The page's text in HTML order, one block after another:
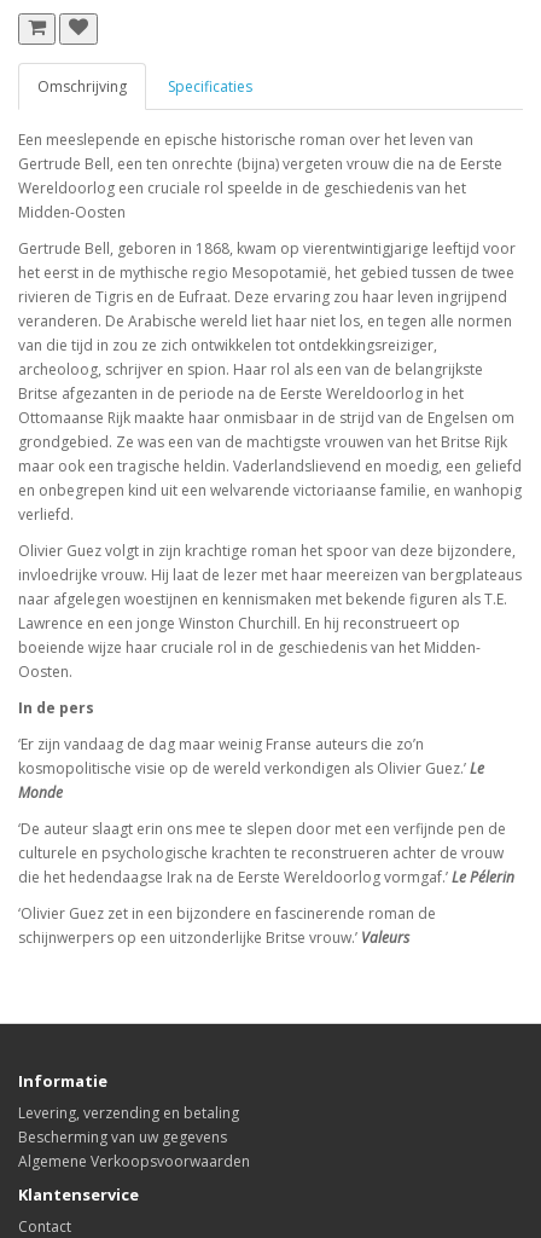
Omschrijving Specificaties
Een meeslepende en epische historische roman over het leven van
Gertrude Bell, een ten onrechte (bijna) vergeten vrouw die na de Eerste
Wereldoorlog een cruciale rol speelde in de geschiedenis van het
Midden-Oosten
Gertrude Bell, geboren in 1868, kwam op vierentwintigjarige leeftijd voor
het eerst in de mythische regio Mesopotamië, het gebied tussen de twee
rivieren de Tigris en de Eufraat. Deze ervaring zou haar leven ingrijpend
veranderen. De Arabische wereld liet haar niet los, en tegen alle normen
van die tijd in zou ze zich ontwikkelen tot ontdekkingsreiziger,
archeoloog, schrijver en spion. Haar rol als een van de belangrijkste
Britse afgezanten in de periode na de Eerste Wereldoorlog in het
Ottomaanse Rijk maakte haar onmisbaar in de strijd van de Engelsen om
grondgebied. Ze was een van de machtigste vrouwen van het Britse Rijk
maar ook een tragische heldin. Vaderlandslievend en moedig, een geliefd
en onbegrepen kind uit een welvarende victoriaanse familie, en wanhopig
verliefd.
Olivier Guez volgt in zijn krachtige roman het spoor van deze bijzondere,
invloedrijke vrouw. Hij laat de lezer met haar meereizen van bergplateaus
naar afgelegen woestijnen en kennismaken met bekende figuren als T.E.
Lawrence en een jonge Winston Churchill. En hij reconstrueert op
boeiende wijze haar cruciale rol in de geschiedenis van het Midden-
Oosten.
In de pers
‘Er zijn vandaag de dag maar weinig Franse auteurs die zo’n
kosmopolitische visie op de wereld verkondigen als Olivier Guez.’Le
Monde
‘De auteur slaagt erin ons mee te slepen door met een verfijnde pen de
culturele en psychologische krachten te reconstrueren achter de vrouw
die het hedendaagse Irak na de Eerste Wereldoorlog vormgaf.’Le Pélerin
‘Olivier Guez zet in een bijzondere en fascinerende roman de
schijnwerpers op een uitzonderlijke Britse vrouw.’ Valeurs
Informatie
Levering, verzending en betaling
Bescherming van uw gegevens
Algemene Verkoopsvoorwaarden
Klantenservice
Contact